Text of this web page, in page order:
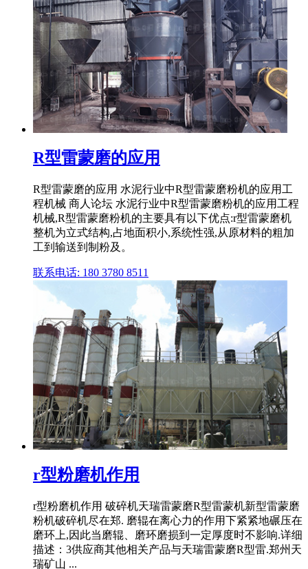
R型雷蒙磨的应用
R型雷蒙磨的应用 水泥行业中R型雷蒙磨粉机的应用工
程机械 商人论坛 水泥行业中R型雷蒙磨粉机的应用工程
机械,R型雷蒙磨粉机的主要具有以下优点:r型雷蒙磨机
整机为立式结构,占地面积小,系统性强,从原材料的粗加
工到输送到制粉及。
联系电话: 180 3780 8511
r型粉磨机作用
r型粉磨机作用 破碎机天瑞雷蒙磨R型雷蒙机新型雷蒙磨
粉机破碎机尽在郑. 磨辊在离心力的作用下紧紧地碾压在
磨环上,因此当磨辊、磨环磨损到一定厚度时不影响.详细
描述：3供应商其他相关产品与天瑞雷蒙磨R型雷.郑州天
瑞矿山 ...